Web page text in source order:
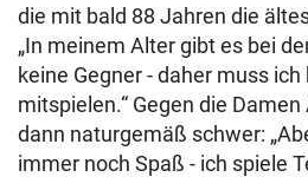
die mit bald 88 Jahren die
„In meinem Alter gibt es bei
keine Gegner - daher muss
mitspielen.“ Gegen die
dann naturgemäß schwer:
immer noch Spaß - ich spiele